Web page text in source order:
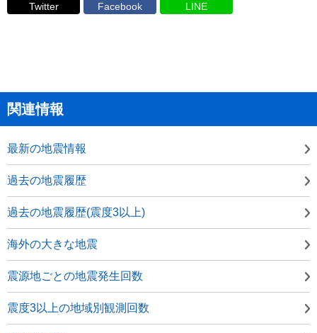
Twitter Facebook LINE
関連情報
最新の地震情報
過去の地震履歴
過去の地震履歴(震度3以上)
海外の大きな地震
震源地ごとの地震発生回数
震度3以上の地域別観測回数